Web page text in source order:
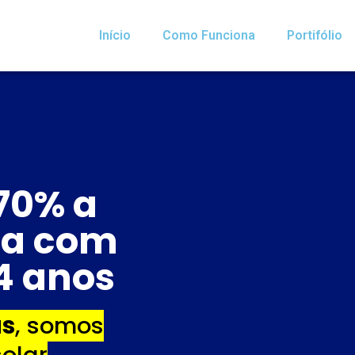
Início Como Funciona Portifólio
a
com
anos
, somos